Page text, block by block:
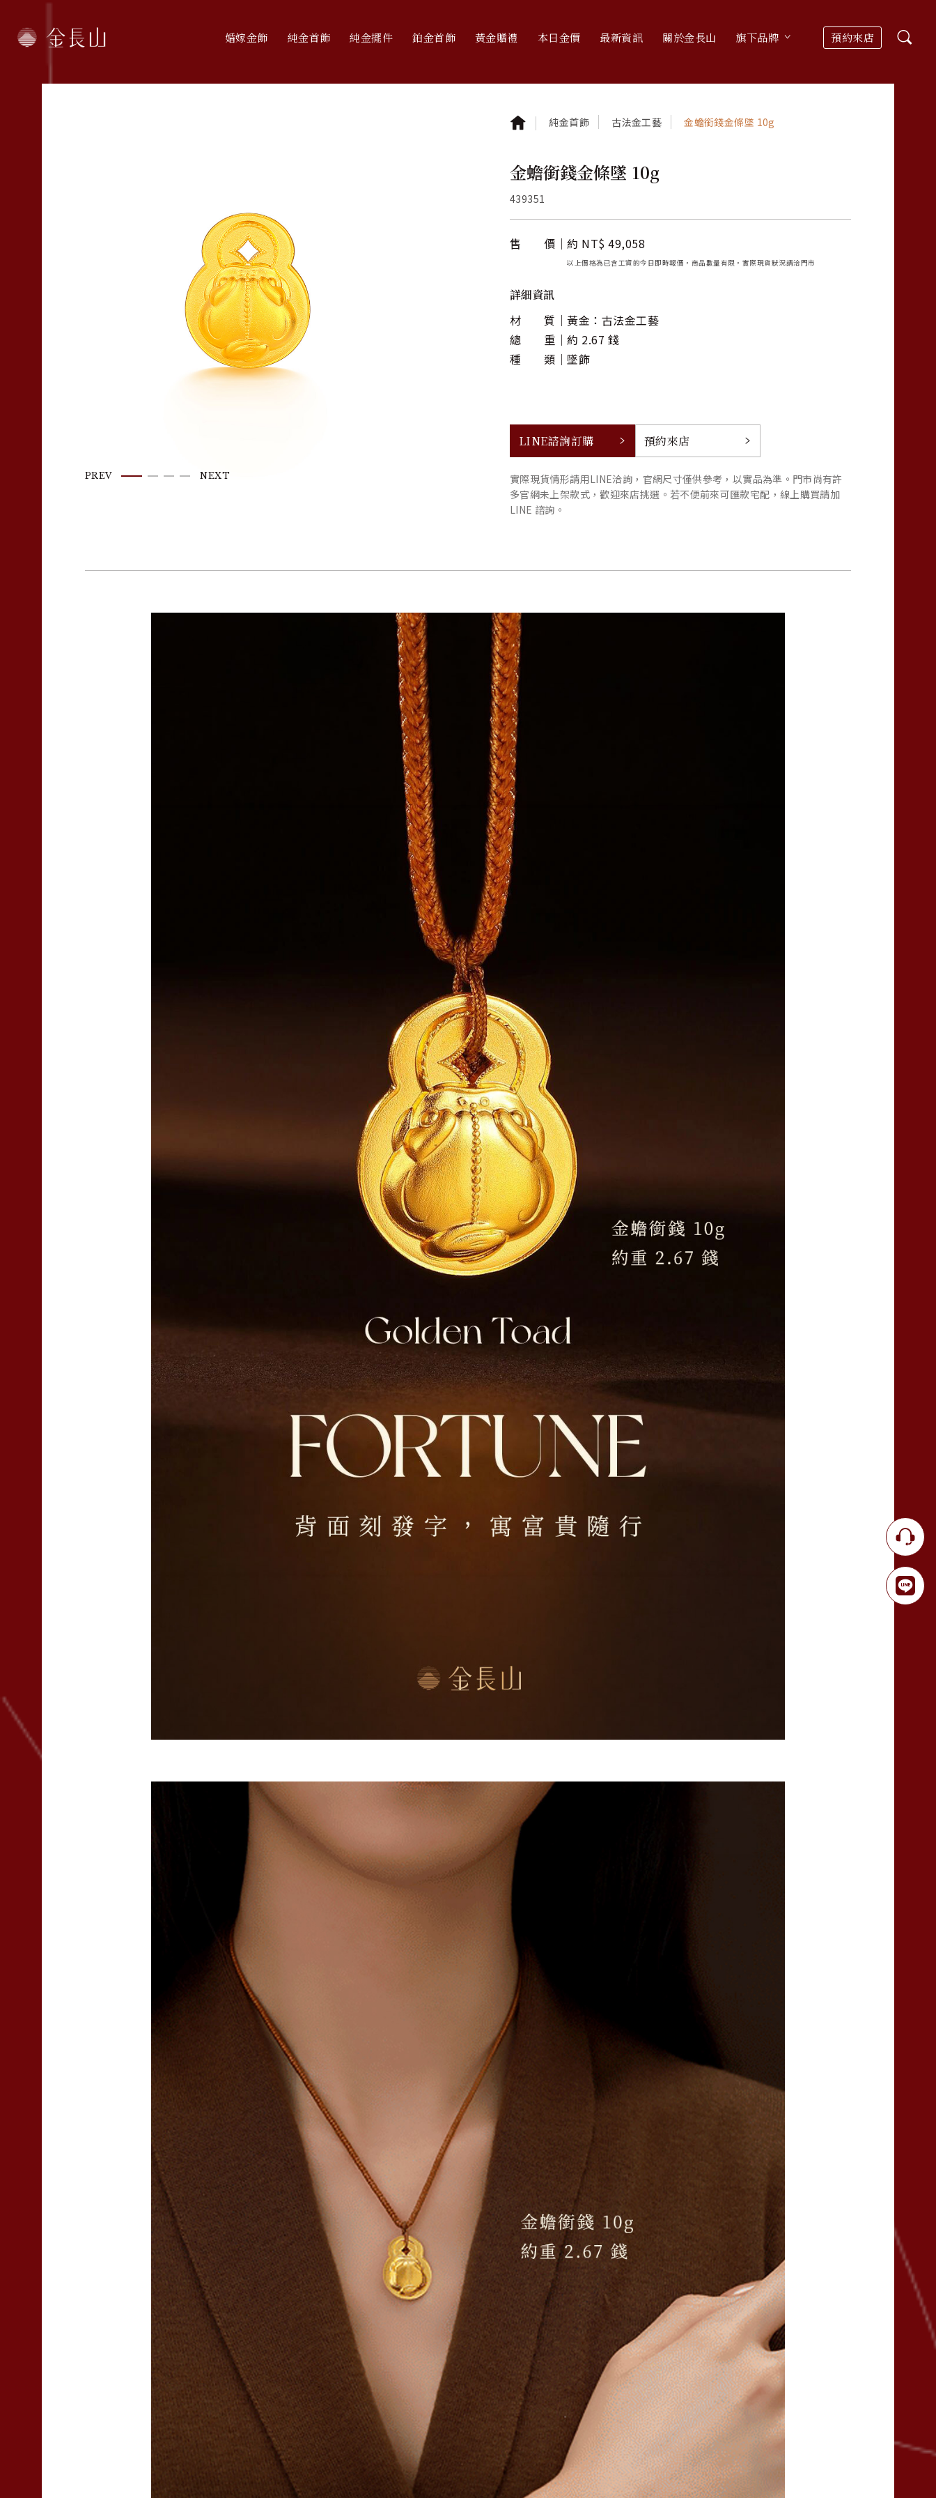
婚嫁金飾 純金首飾 純金擺件 鉑金首飾 黃金贈禮 本日金價 最新資訊 關於金長山 旗下品牌 預約來店
PREV NEXT
純金首飾 古法金工藝 金蟾銜錢金條墜 10g
金蟾銜錢金條墜 10g
439351
售 價 約 NT$ 49,058
以上價格為已含工資的今日即時報價，商品數量有限，實際現貨狀況請洽門市
詳細資訊
材 質
黃金：古法金工藝
總 重
約 2.67 錢
種 類
墜飾
LINE諮詢訂購 預約來店
實際現貨情形請用LINE洽詢，官網尺寸僅供參考，以實品為準。門市尚有許
多官網未上架款式，歡迎來店挑選。若不便前來可匯款宅配，線上購買請加
LINE 諮詢。